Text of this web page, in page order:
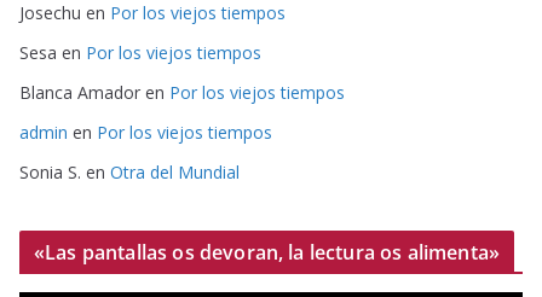
Josechu en Por los viejos tiempos
Sesa en Por los viejos tiempos
Blanca Amador en Por los viejos tiempos
admin en Por los viejos tiempos
Sonia S. en Otra del Mundial
«Las pantallas os devoran, la lectura os alimenta»